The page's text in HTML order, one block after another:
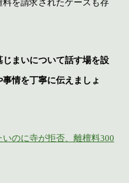
を請求されたケースも存
まいについて話す場を設
情を丁寧に伝えましょ
のに寺が拒否、離檀料300